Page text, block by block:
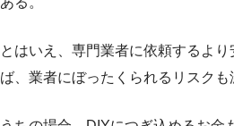
とはいえ、専門業者に依頼するよ
ば、業者にぼったくられるリスクも